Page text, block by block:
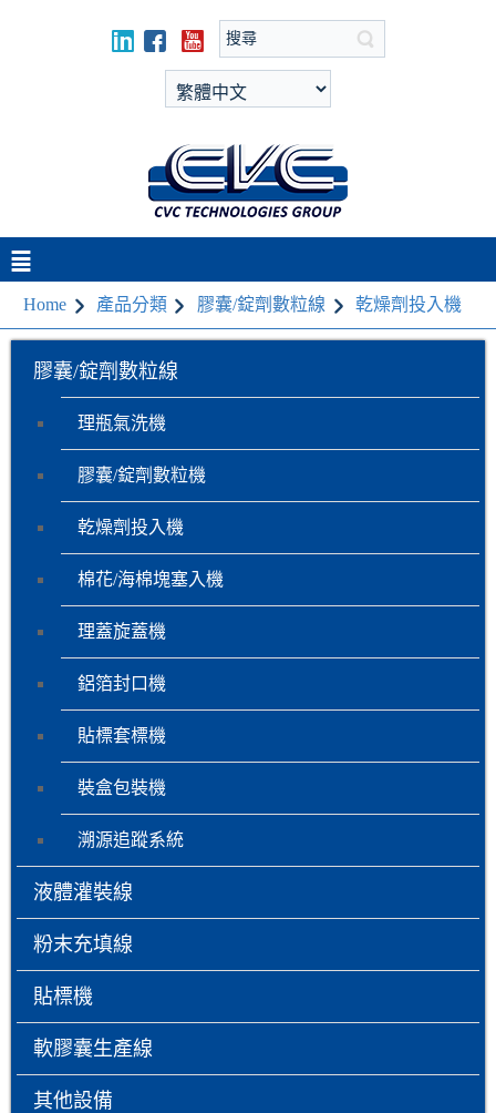
Home 產品分類 膠囊/錠劑數粒線 乾燥劑投入機
膠囊/錠劑數粒線
理瓶氣洗機
膠囊/錠劑數粒機
乾燥劑投入機
棉花/海棉塊塞入機
理蓋旋蓋機
鋁箔封口機
貼標套標機
裝盒包裝機
溯源追蹤系統
液體灌裝線
粉末充填線
貼標機
軟膠囊生產線
其他設備